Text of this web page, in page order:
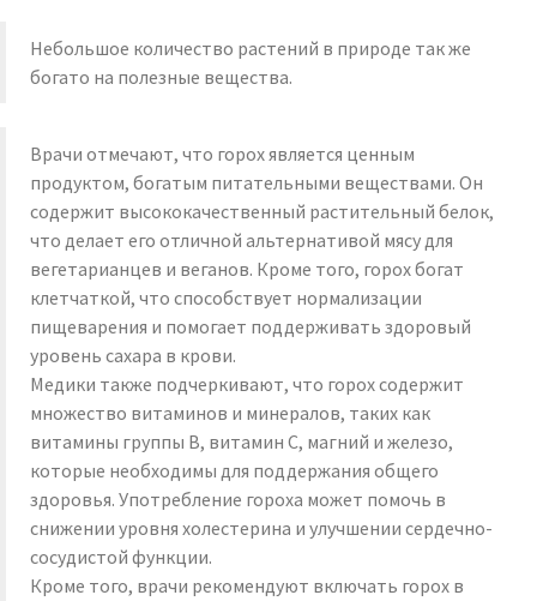
Небольшое количество растений в природе так же
богато на полезные вещества.
Врачи отмечают, что горох является ценным
продуктом, богатым питательными веществами. Он
содержит высококачественный растительный белок,
что делает его отличной альтернативой мясу для
вегетарианцев и веганов. Кроме того, горох богат
клетчаткой, что способствует нормализации
пищеварения и помогает поддерживать здоровый
уровень сахара в крови.
Медики также подчеркивают, что горох содержит
множество витаминов и минералов, таких как
витамины группы B, витамин C, магний и железо,
которые необходимы для поддержания общего
здоровья. Употребление гороха может помочь в
снижении уровня холестерина и улучшении сердечно-
сосудистой функции.
Кроме того, врачи рекомендуют включать горох в